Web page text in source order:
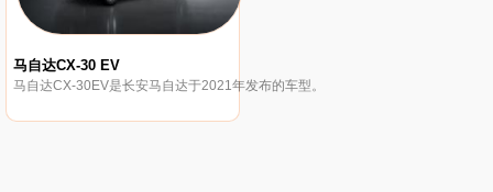
马自达CX-30 EV
马自达CX-30EV是长安马自达于2021年发布的车型。